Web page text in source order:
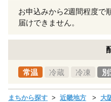
お申込みから2週間程度
届けできません。
常温 冷蔵 冷凍
まちから探す 近畿地方
大